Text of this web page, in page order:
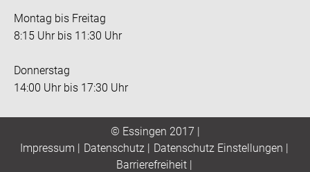
Montag bis Freitag
8:15 Uhr bis 11:30 Uhr
Donnerstag
14:00 Uhr bis 17:30 Uhr
© Essingen 2017 |
Impressum | Datenschutz| Datenschutz Einstellungen |
Barrierefreiheit|